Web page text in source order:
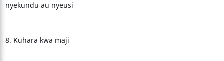
nyekundu au nyeusi
8. Kuhara kwa maji